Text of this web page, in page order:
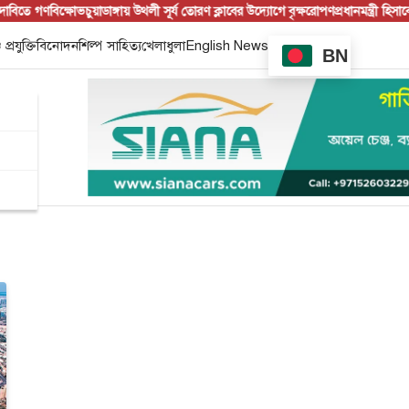
গণবিক্ষোভচুয়াডাঙ্গায় উথলী সূর্য তোরণ ক্লাবের উদ্যোগে বৃক্ষরোপণপ্রধানমন্ত্রী
প্রযুক্তিবিনোদনশিল্প সাহিত্যখেলাধুলাEnglish News
BN